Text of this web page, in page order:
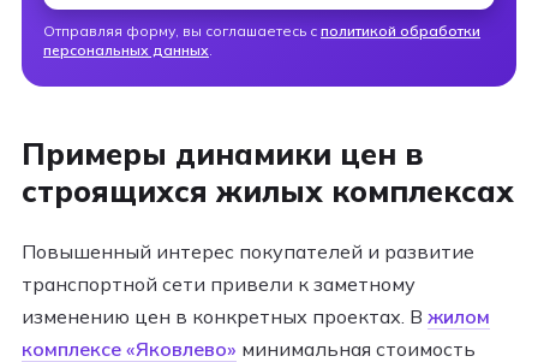
Отправляя форму, вы соглашаетесь с политикой обработки
персональных данных
Примеры динамики цен в
строящихся жилых комплексах
Повышенный интерес покупателей и развитие
транспортной сети привели к заметному
изменению цен в конкретных проектах. В жилом
комплексе «Яковлево» минимальная стоимость